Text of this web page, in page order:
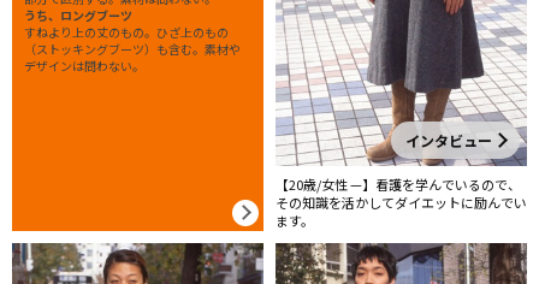
うち、ロングブーツ
すねより上の丈のもの。ひざ上のもの
（ストッキングブーツ）も含む。素材や
デザインは問わない。
インタビュー
【20歳/女性 —】看護を学んでいるので、
その知識を活かしてダイエットに励んでい
ます。